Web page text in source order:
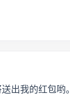
出我的红包哟。